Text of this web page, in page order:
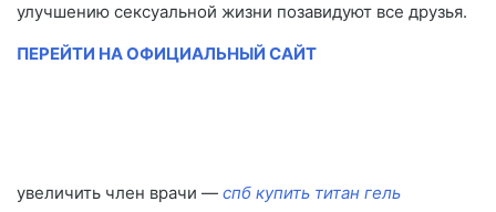
улучшению сексуальной жизни позавидуют все друзья.
ПЕРЕЙТИ НА ОФИЦИАЛЬНЫЙ САЙТ
увеличить член врачи — спб купить титан гель